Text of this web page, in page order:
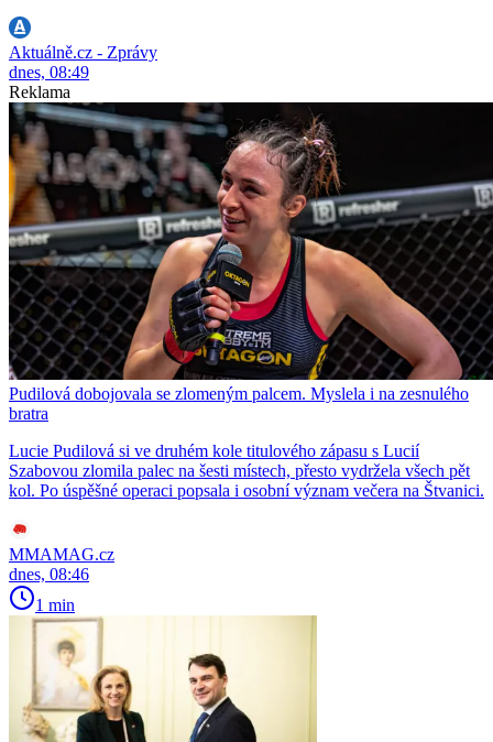
Aktuálně.cz - Zprávy
dnes, 08:49
Reklama
Pudilová dobojovala se zlomeným palcem. Myslela i na zesnulého
bratra
Lucie Pudilová si ve druhém kole titulového zápasu s Lucií
Szabovou zlomila palec na šesti místech, přesto vydržela všech pět
kol. Po úspěšné operaci popsala i osobní význam večera na Štvanici.
MMAMAG.cz
dnes, 08:46
1 min